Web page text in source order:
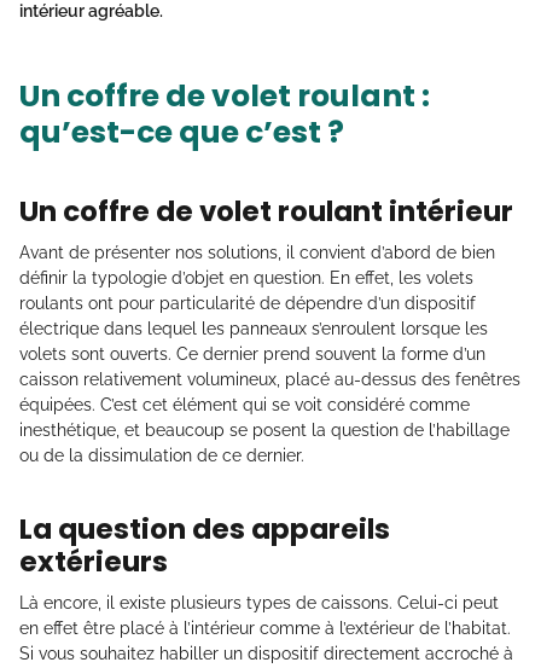
intérieur agréable.
Un coffre de volet roulant :
qu’est-ce que c’est ?
Un coffre de volet roulant intérieur
Avant de présenter nos solutions, il convient d’abord de bien
définir la typologie d’objet en question. En effet, les volets
roulants ont pour particularité de dépendre d’un dispositif
électrique dans lequel les panneaux s’enroulent lorsque les
volets sont ouverts. Ce dernier prend souvent la forme d’un
caisson relativement volumineux, placé au-dessus des fenêtres
équipées. C’est cet élément qui se voit considéré comme
inesthétique, et beaucoup se posent la question de l’habillage
ou de la dissimulation de ce dernier.
La question des appareils
extérieurs
Là encore, il existe plusieurs types de caissons. Celui-ci peut
en effet être placé à l’intérieur comme à l’extérieur de l’habitat.
Si vous souhaitez habiller un dispositif directement accroché à